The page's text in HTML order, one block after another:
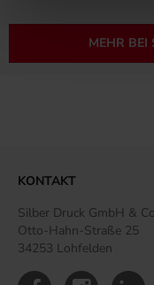
MEHR BEI
KONTAKT
Silber Druck GmbH &
Otto-Hahn-Straße 25
34253 Lohfelden